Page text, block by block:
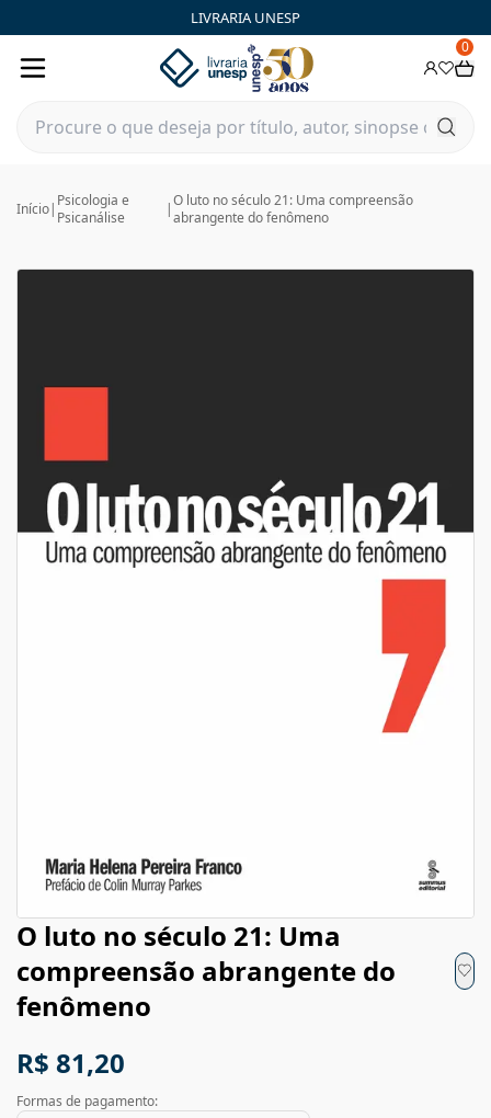
LIVRARIA UNESP
0
Início| Psicologia e
Psicanálise
|O luto no século 21: Uma compreensão
abrangente do fenômeno
O luto no século 21: Uma
compreensão abrangente do
fenômeno
R$ 81,20
Formas de pagamento: